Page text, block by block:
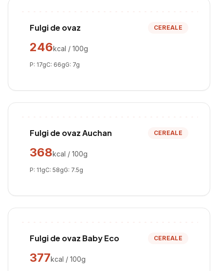
Fulgi de ovaz CEREALE
246kcal / 100g
P: 17gC: 66gG: 7g
Fulgi de ovaz Auchan CEREALE
368kcal / 100g
P: 11gC: 58gG: 7.5g
Fulgi de ovaz Baby Eco CEREALE
377kcal / 100g